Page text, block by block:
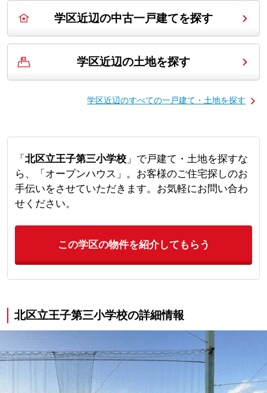
学区近辺の中古一戸建てを探す
学区近辺の土地を探す
学区近辺のすべての一戸建て・土地を探す
「 北区立王子第三小学校」で戸建て・土地を探すな
ら、「オープンハウス」。お客様のご住宅探しのお
手伝いをさせていただきます。お気軽にお問い合わ
せください。
この学区の物件を紹介してもらう
北区立王子第三小学校の詳細情報